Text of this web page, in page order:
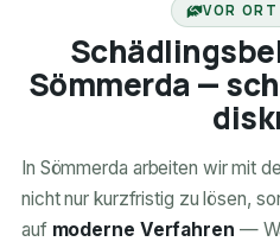
VOR
Sömmerda —
In Sömmerda arbeiten wir mit
nicht nur kurzfristig zu lösen,
auf moderne Verfahren —